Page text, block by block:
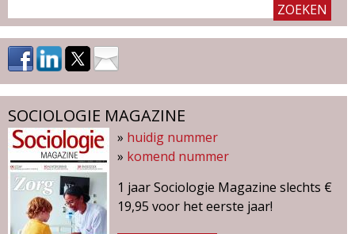
z
i
n
e
SOCIOLOGIE MAGAZINE
» huidig nummer
» komend nummer
1 jaar Sociologie Magazine slechts €
19,95 voor het eerste jaar!